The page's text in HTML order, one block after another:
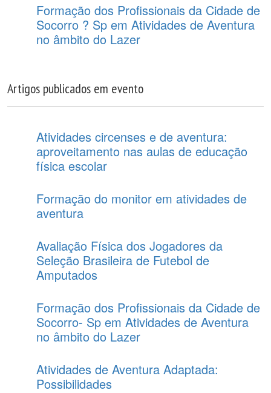
Formação dos Profissionais da Cidade de
Socorro ? Sp em Atividades de Aventura
no âmbito do Lazer
Artigos publicados em evento
Atividades circenses e de aventura:
aproveitamento nas aulas de educação
física escolar
Formação do monitor em atividades de
aventura
Avaliação Física dos Jogadores da
Seleção Brasileira de Futebol de
Amputados
Formação dos Profissionais da Cidade de
Socorro- Sp em Atividades de Aventura
no âmbito do Lazer
Atividades de Aventura Adaptada:
Possibilidades